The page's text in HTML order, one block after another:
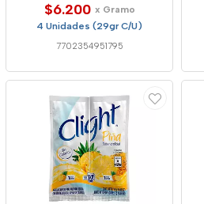
$6.200 x Gramo
4 Unidades (29gr C/U)
7702354951795